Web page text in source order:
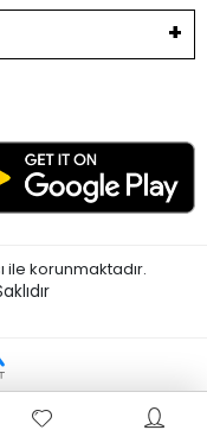
ile korunmaktadır.